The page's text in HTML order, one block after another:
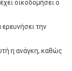
οικοδομήσει ο
την
η ανάγκη, καθώς